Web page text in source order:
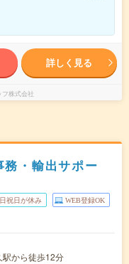
詳しく見る
株式会社
・輸出サポー
祝日が休み WEB登録OK
から徒歩12分